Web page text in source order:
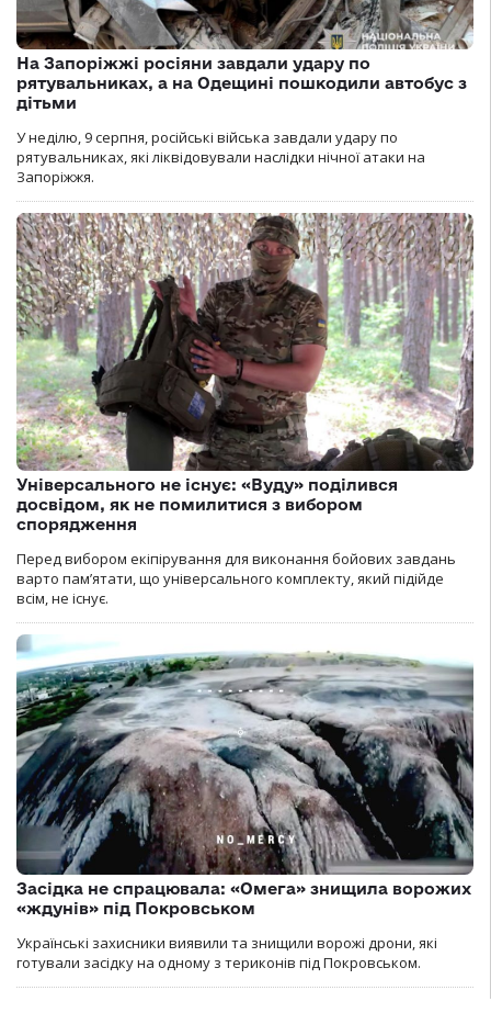
На Запоріжжі росіяни завдали удару по
рятувальниках, а на Одещині пошкодили автобус з
дітьми
У неділю, 9 серпня, російські війська завдали удару по
рятувальниках, які ліквідовували наслідки нічної атаки на
Запоріжжя.
Універсального не існує: «Вуду» поділився
досвідом, як не помилитися з вибором
спорядження
Перед вибором екіпірування для виконання бойових завдань
варто пам’ятати, що універсального комплекту, який підійде
всім, не існує.
Засідка не спрацювала: «Омега» знищила ворожих
«ждунів» під Покровськом
Українські захисники виявили та знищили ворожі дрони, які
готували засідку на одному з териконів під Покровськом.